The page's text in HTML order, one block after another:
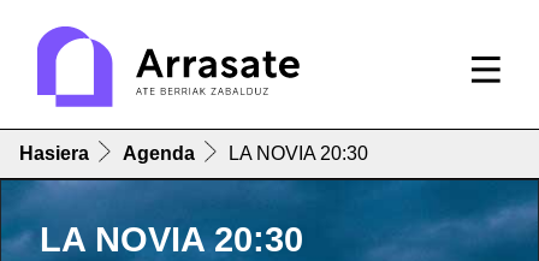
Hasiera Agenda LA NOVIA 20:30
LA NOVIA 20:30